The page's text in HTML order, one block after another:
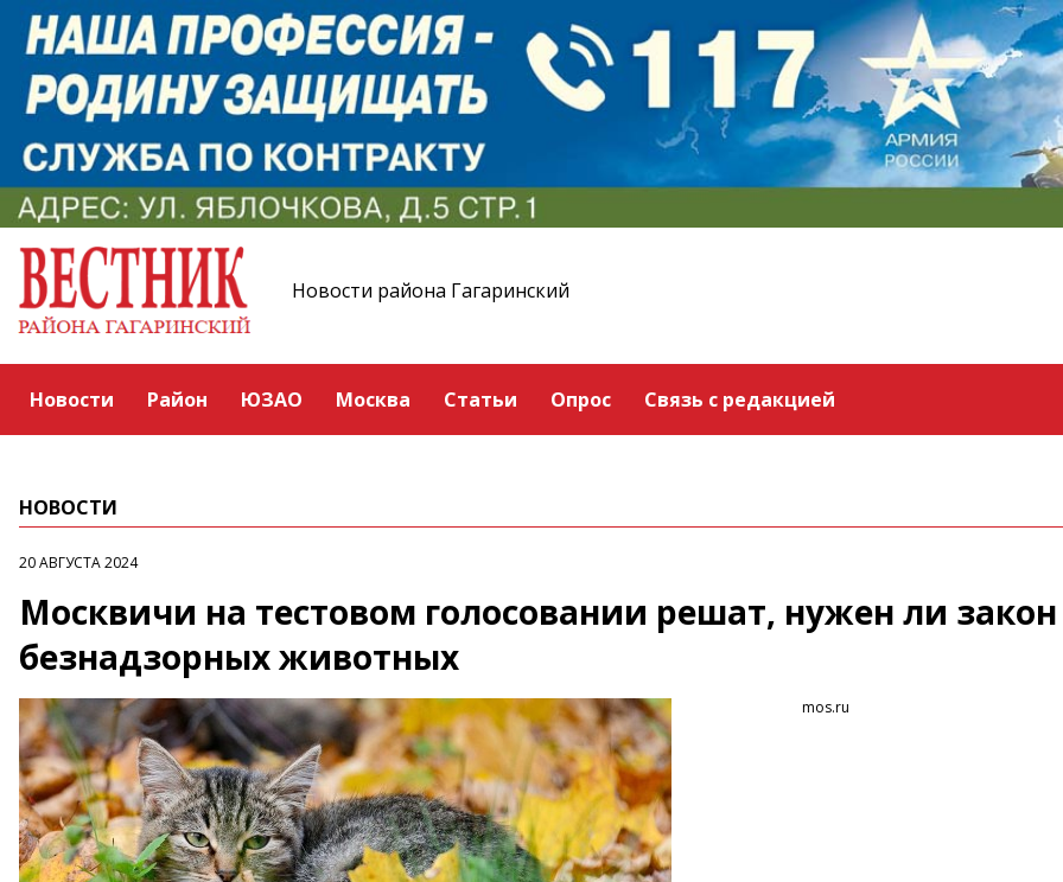
Новости района Гагаринский
Новости Район ЮЗАО Москва Статьи Опрос Связь с редакцией
НОВОСТИ
20 АВГУСТА 2024
Москвичи на тестовом голосовании решат, нужен ли
безнадзорных животных
mos.ru